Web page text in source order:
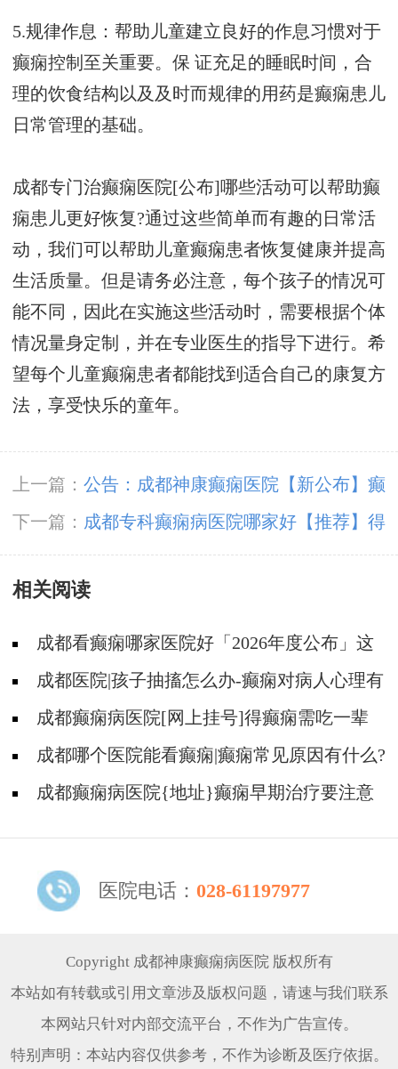
5.规律作息：帮助儿童建立良好的作息习惯对于
癫痫控制至关重要。保 证充足的睡眠时间，合
理的饮食结构以及及时而规律的用药是癫痫患儿
日常管理的基础。
成都专门治癫痫医院[公布]哪些活动可以帮助癫
痫患儿更好恢复?通过这些简单而有趣的日常活
动，我们可以帮助儿童癫痫患者恢复健康并提高
生活质量。但是请务必注意，每个孩子的情况可
能不同，因此在实施这些活动时，需要根据个体
情况量身定制，并在专业医生的指导下进行。希
望每个儿童癫痫患者都能找到适合自己的康复方
法，享受快乐的童年。
上一篇： 公告：成都神康癫痫医院【新公布】癫
痫急救方法?
下一篇： 成都专科癫痫病医院哪家好【推荐】得
癫痫疾病前兆有什么?
相关阅读
成都看癫痫哪家医院好「2026年度公布」这
些遗传病可能伴有癫痫发生
成都医院|孩子抽搐怎么办-癫痫对病人心理有
影响吗?
成都癫痫病医院[网上挂号]得癫痫需吃一辈
子药吗?
成都哪个医院能看癫痫|癫痫常见原因有什么?
成都癫痫病医院{地址}癫痫早期治疗要注意
医院电话： 028-61197977
Copyright 成都神康癫痫病医院 版权所有
本站如有转载或引用文章涉及版权问题，请速与我们联系
本网站只针对内部交流平台，不作为广告宣传。
特别声明：本站内容仅供参考，不作为诊断及医疗依据。